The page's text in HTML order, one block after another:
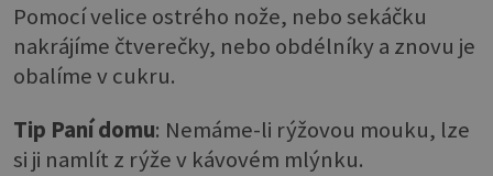
Pomocí velice ostrého nože, nebo sekáčku
nakrájíme čtverečky, nebo obdélníky a znovu je
obalíme v cukru.
Tip Paní domu: Nemáme-li rýžovou mouku, lze
si ji namlít z rýže v kávovém mlýnku.